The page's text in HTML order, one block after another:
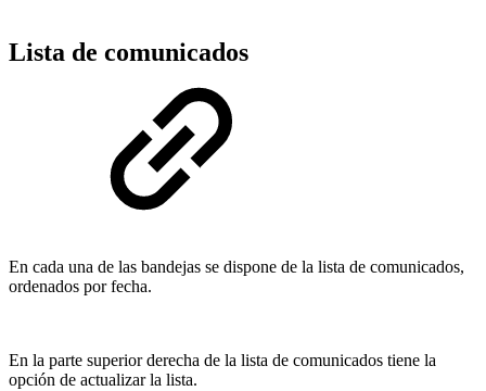
Lista de comunicados
En cada una de las bandejas se dispone de la lista de comunicados,
ordenados por fecha.
En la parte superior derecha de la lista de comunicados tiene la
opción de actualizar la lista.